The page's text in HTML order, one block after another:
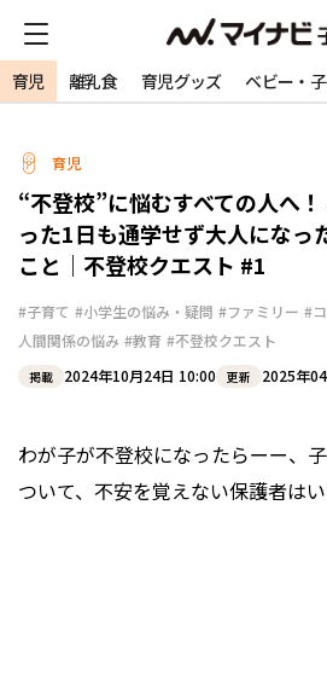
育児 離乳食 育児グッズ ベビー・
育児
“不登校”に悩むすべての人へ
った1日も通学せず大人になっ
こと｜不登校クエスト #1
#子育て #小学生の悩み・疑問 #ファミリー #
人間関係の悩み #教育 #不登校クエスト
掲載 2024年10月24日 10:00 更新 2025年
わが子が不登校になったらーー、
ついて、不安を覚えない保護者は